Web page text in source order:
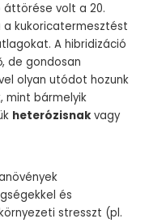
volt a 20.
kukoricatermesztést
A hibridizáció
de gondosan
olyan utódot hozunk
mint bármelyik
heterózisnak vagy
és
stresszt (pl.